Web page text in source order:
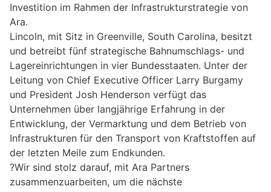
Investition im Rahmen der Infrastrukturstrategie von
Ara.
Lincoln, mit Sitz in Greenville, South Carolina, besitzt
und betreibt fünf strategische Bahnumschlags- und
Lagereinrichtungen in vier Bundesstaaten. Unter der
Leitung von Chief Executive Officer Larry Burgamy
und President Josh Henderson verfügt das
Unternehmen über langjährige Erfahrung in der
Entwicklung, der Vermarktung und dem Betrieb von
Infrastrukturen für den Transport von Kraftstoffen auf
der letzten Meile zum Endkunden.
?Wir sind stolz darauf, mit Ara Partners
zusammenzuarbeiten, um die nächste